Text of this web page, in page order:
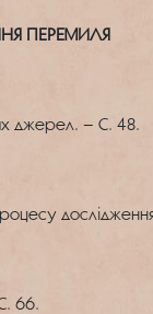
ПЕРЕМИЛЯ
джерел. – С. 48.
66.